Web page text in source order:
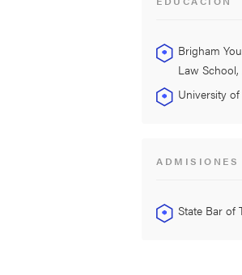
Brigham
Law School,
University of
ADMISIONES
State Bar of